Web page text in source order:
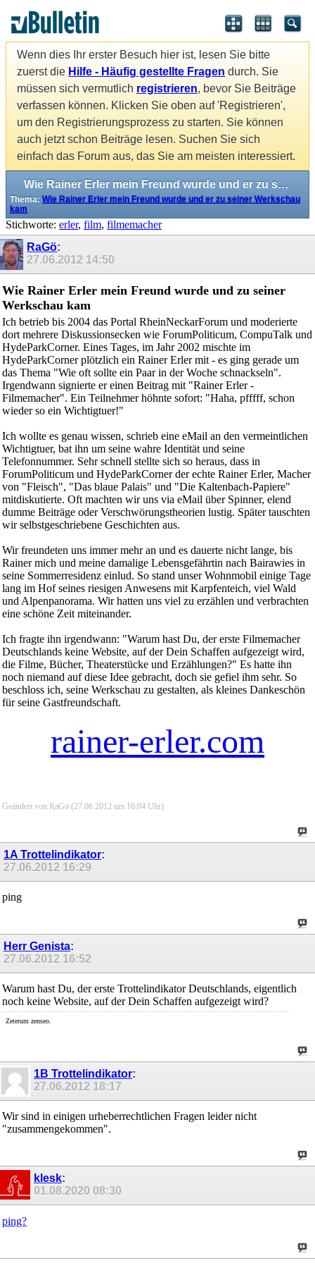
Wenn dies Ihr erster Besuch hier ist, lesen Sie bitte
zuerst die Hilfe - Häufig gestellte Fragen durch. Sie
müssen sich vermutlich registrieren, bevor Sie Beiträge
verfassen können. Klicken Sie oben auf 'Registrieren',
um den Registrierungsprozess zu starten. Sie können
auch jetzt schon Beiträge lesen. Suchen Sie sich
einfach das Forum aus, das Sie am meisten interessiert.
Wie Rainer Erler mein Freund wurde und er zu seiner Werkschau kam
Thema: Wie Rainer Erler mein Freund wurde und er zu seiner Werkschau
kam
Stichworte: erler, film, filmemacher
RaGö:
27.06.2012 14:50
Wie Rainer Erler mein Freund wurde und zu seiner
Werkschau kam
Ich betrieb bis 2004 das Portal RheinNeckarForum und moderierte
dort mehrere Diskussionsecken wie ForumPoliticum, CompuTalk und
HydeParkCorner. Eines Tages, im Jahr 2002 mischte im
HydeParkCorner plötzlich ein Rainer Erler mit - es ging gerade um
das Thema "Wie oft sollte ein Paar in der Woche schnackseln".
Irgendwann signierte er einen Beitrag mit "Rainer Erler -
Filmemacher". Ein Teilnehmer höhnte sofort: "Haha, pfffff, schon
wieder so ein Wichtigtuer!"
Ich wollte es genau wissen, schrieb eine eMail an den vermeintlichen
Wichtigtuer, bat ihn um seine wahre Identität und seine
Telefonnummer. Sehr schnell stellte sich so heraus, dass in
ForumPoliticum und HydeParkCorner der echte Rainer Erler, Macher
von "Fleisch", "Das blaue Palais" und "Die Kaltenbach-Papiere"
mitdiskutierte. Oft machten wir uns via eMail über Spinner, elend
dumme Beiträge oder Verschwörungstheorien lustig. Später tauschten
wir selbstgeschriebene Geschichten aus.
Wir freundeten uns immer mehr an und es dauerte nicht lange, bis
Rainer mich und meine damalige Lebensgefährtin nach Bairawies in
seine Sommerresidenz einlud. So stand unser Wohnmobil einige Tage
lang im Hof seines riesigen Anwesens mit Karpfenteich, viel Wald
und Alpenpanorama. Wir hatten uns viel zu erzählen und verbrachten
eine schöne Zeit miteinander.
Ich fragte ihn irgendwann: "Warum hast Du, der erste Filmemacher
Deutschlands keine Website, auf der Dein Schaffen aufgezeigt wird,
die Filme, Bücher, Theaterstücke und Erzählungen?" Es hatte ihn
noch niemand auf diese Idee gebracht, doch sie gefiel ihm sehr. So
beschloss ich, seine Werkschau zu gestalten, als kleines Dankeschön
für seine Gastfreundschaft.
rainer-erler.com
Geändert von RaGö (27.06.2012 um 16:04 Uhr)
1A Trottelindikator:
27.06.2012 16:29
ping
Herr Genista:
27.06.2012 16:52
Warum hast Du, der erste Trottelindikator Deutschlands, eigentlich
noch keine Website, auf der Dein Schaffen aufgezeigt wird?
Zeterum zenseo.
1B Trottelindikator:
27.06.2012 18:17
Wir sind in einigen urheberrechtlichen Fragen leider nicht
"zusammengekommen".
klesk:
01.08.2020 08:30
ping?